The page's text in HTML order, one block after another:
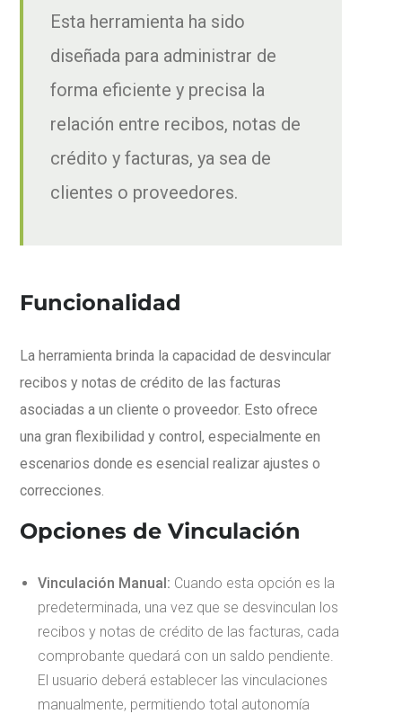
Esta herramienta ha sido
diseñada para administrar de
forma eficiente y precisa la
relación entre recibos, notas de
crédito y facturas, ya sea de
clientes o proveedores.
Funcionalidad
La herramienta brinda la capacidad de desvincular
recibos y notas de crédito de las facturas
asociadas a un cliente o proveedor. Esto ofrece
una gran flexibilidad y control, especialmente en
escenarios donde es esencial realizar ajustes o
correcciones.
Opciones de Vinculación
Vinculación Manual: Cuando esta opción es la
predeterminada, una vez que se desvinculan los
recibos y notas de crédito de las facturas, cada
comprobante quedará con un saldo pendiente.
El usuario deberá establecer las vinculaciones
manualmente, permitiendo total autonomía